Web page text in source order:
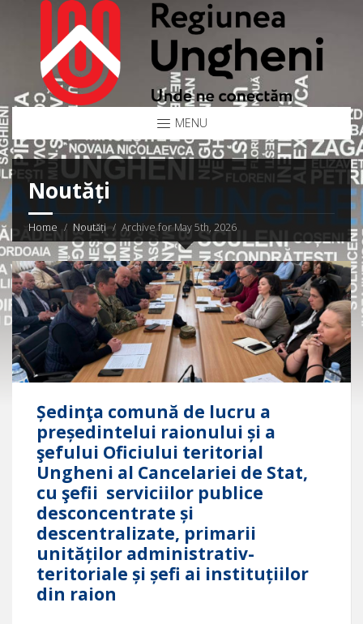
MENU
Noutăți
Home Noutăți Archive for May 5th, 2026
Ședinţa comună de lucru a
președintelui raionului și a
şefului Oficiului teritorial
Ungheni al Cancelariei de Stat,
cu şefii serviciilor publice
desconcentrate și
descentralizate, primarii
unităților administrativ-
teritoriale și șefi ai instituțiilor
din raion